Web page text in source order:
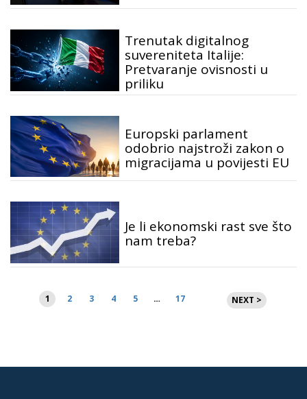
Trenutak digitalnog
suvereniteta Italije:
Pretvaranje ovisnosti u
priliku
Europski parlament
odobrio najstroži zakon o
migracijama u povijesti EU
Je li ekonomski rast sve što
nam treba?
Brojevi
stranica
1 2 3 4 5 … 17 NEXT >